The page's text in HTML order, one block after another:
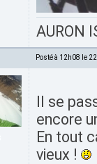
AURON
Posté à 12h08 le
Il se
encore
En tout
vieux !